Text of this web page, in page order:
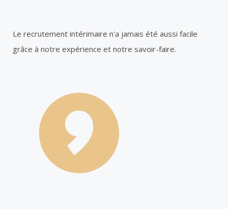
Le recrutement intérimaire n'a jamais été aussi facile
grâce à notre expérience et notre savoir-faire.